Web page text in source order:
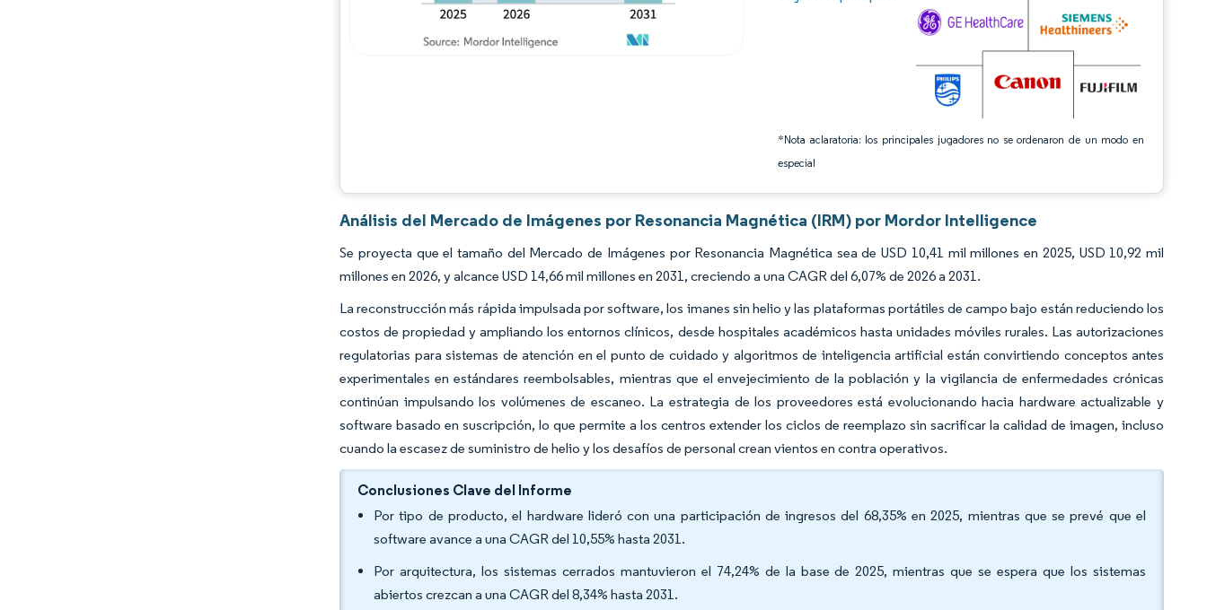
*Nota aclaratoria: los principales jugadores no se ordenaron de un modo en
especial
Análisis del Mercado de Imágenes por Resonancia Magnética (IRM) por Mordor Intelligence
Se proyecta que el tamaño del Mercado de Imágenes por Resonancia Magnética sea de USD 10,41 mil millones en 2025, USD 10,92 mil
millones en 2026, y alcance USD 14,66 mil millones en 2031, creciendo a una CAGR del 6,07% de 2026 a 2031.
La reconstrucción más rápida impulsada por software, los imanes sin helio y las plataformas portátiles de campo bajo están reduciendo los
costos de propiedad y ampliando los entornos clínicos, desde hospitales académicos hasta unidades móviles rurales. Las autorizaciones
regulatorias para sistemas de atención en el punto de cuidado y algoritmos de inteligencia artificial están convirtiendo conceptos antes
experimentales en estándares reembolsables, mientras que el envejecimiento de la población y la vigilancia de enfermedades crónicas
continúan impulsando los volúmenes de escaneo. La estrategia de los proveedores está evolucionando hacia hardware actualizable y
software basado en suscripción, lo que permite a los centros extender los ciclos de reemplazo sin sacrificar la calidad de imagen, incluso
cuando la escasez de suministro de helio y los desafíos de personal crean vientos en contra operativos.
Conclusiones Clave del Informe
Por tipo de producto, el hardware lideró con una participación de ingresos del 68,35% en 2025, mientras que se prevé que el
software avance a una CAGR del 10,55% hasta 2031.
Por arquitectura, los sistemas cerrados mantuvieron el 74,24% de la base de 2025, mientras que se espera que los sistemas
abiertos crezcan a una CAGR del 8,34% hasta 2031.